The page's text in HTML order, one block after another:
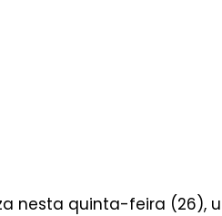
nesta quinta-feira (26),